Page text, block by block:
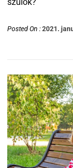
Posted On :2021.